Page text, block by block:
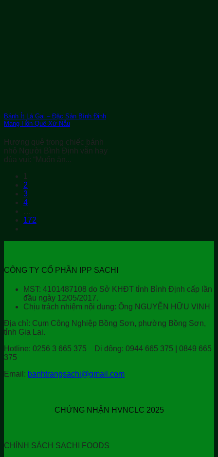
Bánh Ít Lá Gai – Đặc Sản Bình Định
Mang Hồn Quê Xứ Nẫu
Hương quê trong chiếc bánh
nhỏ Người Bình Định vẫn hay
đùa vui: “Muốn ăn...
1
2
3
4
…
172
CÔNG TY CỔ PHẦN IPP SACHI
MST: 4101487108 do Sở KHĐT tỉnh Bình Định cấp lần
đầu ngày 12/05/2017.
Chịu trách nhiệm nội dung: Ông NGUYỄN HỮU VINH
Địa chỉ: Cụm Công Nghiệp Bồng Sơn, phường Bồng Sơn,
tỉnh Gia Lai.
Hotline: 0256 3 665 375 Di động: 0944 665 375 | 0849 665
375
Email: banhtrangsachi@gmail.com
CHỨNG NHẬN HVNCLC 2025
CHÍNH SÁCH SACHI FOODS